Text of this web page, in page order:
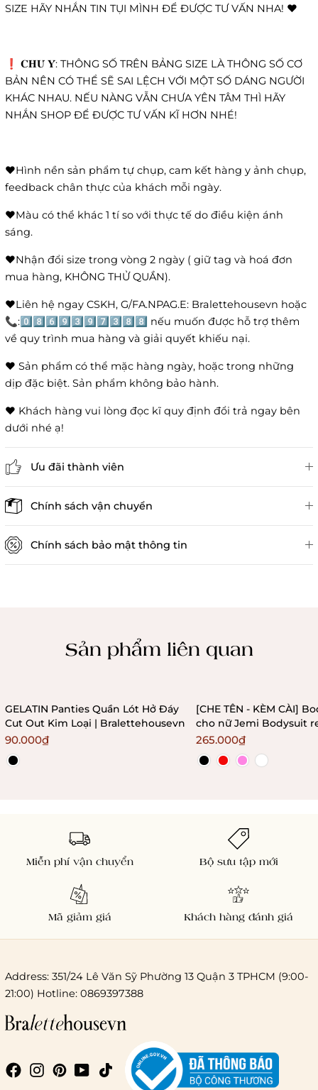
SIZE HÃY NHẮN TIN TỤI MÌNH ĐỂ ĐƯỢC TƯ VẤN NHA! ❤️
❗️ 𝐂𝐇𝐔́ 𝐘́: THÔNG SỐ TRÊN BẢNG SIZE LÀ THÔNG SỐ CƠ
BẢN NÊN CÓ THỂ SẼ SAI LỆCH VỚI MỘT SỐ DÁNG NGƯỜI
KHÁC NHAU. NẾU NÀNG VẪN CHƯA YÊN TÂM THÌ HÃY
NHẮN SHOP ĐỂ ĐƯỢC TƯ VẤN KĨ HƠN NHÉ!
❤️Hình nền sản phẩm tự chụp, cam kết hàng y ảnh chụp,
feedback chân thực của khách mỗi ngày.
❤️Màu có thể khác 1 tí so với thực tế do điều kiện ánh
sáng.
❤️Nhận đổi size trong vòng 2 ngày ( giữ tag và hoá đơn
mua hàng, KHÔNG THỬ QUẦN).
❤️Liên hệ ngay CSKH, G/FA.NPAG.E: Bralettehousevn hoặc
📞:0️⃣8️⃣6️⃣9️⃣3️⃣9️⃣7️⃣3️⃣8️⃣8️⃣ nếu muốn được hỗ trợ thêm
về quy trình mua hàng và giải quyết khiếu nại.
❤️ Sản phẩm có thể mặc hàng ngày, hoặc trong những
dịp đặc biệt. Sản phẩm không bảo hành.
❤️ Khách hàng vui lòng đọc kĩ quy định đổi trả ngay bên
dưới nhé ạ!
Ưu đãi thành viên
Chính sách vận chuyển
Chi phí giao hàng
Giao hàng trong ngày (hoả tốc)
Chính sách bảo mật thông tin
Sản phẩm liên quan
GELATIN Panties Quần Lót Hở Đáy
Cut Out Kim Loại | Bralettehousevn
90.000₫
[CHE TÊN - KÈM CÀI]
cho nữ Jemi Bodysuit
không gọng không
Bralettehousevn
265.000₫
Miễn phí vận chuyển Bộ sưu tập mới
Mã giảm giá Khách hàng đánh giá
Address: 351/24 Lê Văn Sỹ Phường 13 Quận 3 TPHCM (9:00-
21:00) Hotline: 0869397388